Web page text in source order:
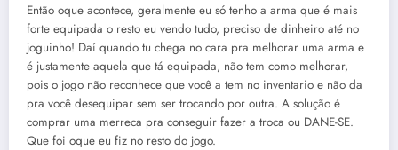
Então oque acontece, geralmente eu só tenho a arma que é mais
forte equipada o resto eu vendo tudo, preciso de dinheiro até no
joguinho! Daí quando tu chega no cara pra melhorar uma arma e
é justamente aquela que tá equipada, não tem como melhorar,
pois o jogo não reconhece que você a tem no inventario e não da
pra você desequipar sem ser trocando por outra. A solução é
comprar uma merreca pra conseguir fazer a troca ou DANE-SE.
Que foi oque eu fiz no resto do jogo.